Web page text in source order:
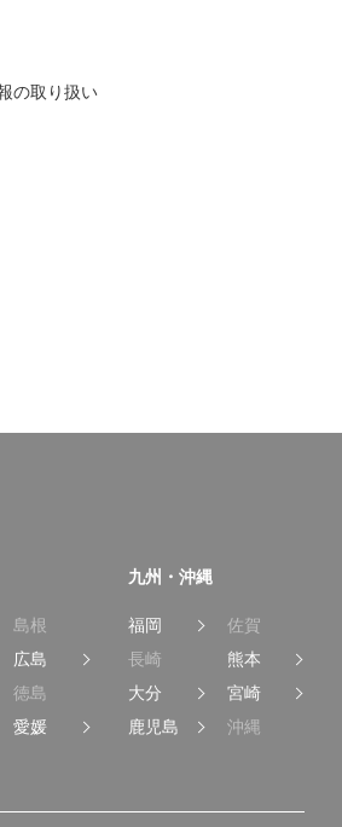
の取り扱い
島根
広島
徳島
愛媛
九州・沖縄
福岡
佐賀
長崎
熊本
大分
宮崎
鹿児島
沖縄